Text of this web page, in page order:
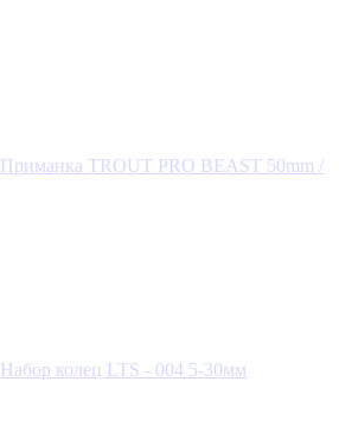
Приманка TROUT PRO BEAST 50mm /
Набор колец LTS - 004 5-30мм